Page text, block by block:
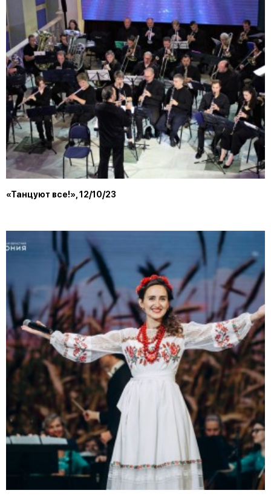
«Танцуют все!», 12/10/23